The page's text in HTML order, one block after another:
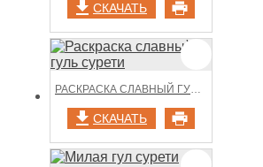
СКАЧАТЬ
РАСКРАСКА СЛАВНЫЙ ГУЛЬ СУРЕТИ
СКАЧАТЬ